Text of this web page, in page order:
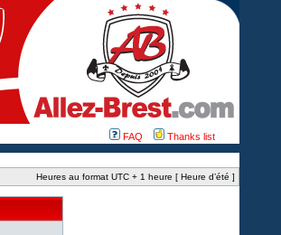
FAQ Thanks list
Heures au format UTC + 1 heure [ Heure d’été ]